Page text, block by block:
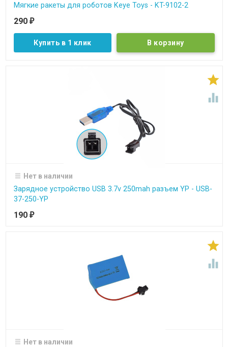
Мягкие ракеты для роботов Keye Toys - KT-9102-2
290 ₽
Купить в 1 клик


Нет в наличии
Зарядное устройство USB 3.7v 250mah разъем YP - USB-
37-250-YP
190 ₽


Нет в наличии